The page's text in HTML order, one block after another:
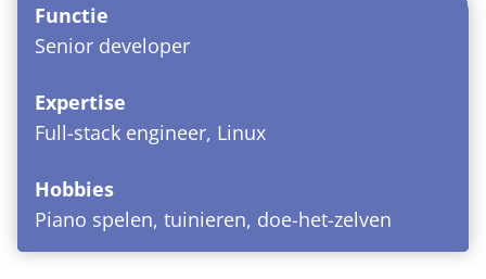
Functie
Senior developer
Expertise
Full-stack engineer, Linux
Hobbies
Piano spelen, tuinieren, doe-het-zelven